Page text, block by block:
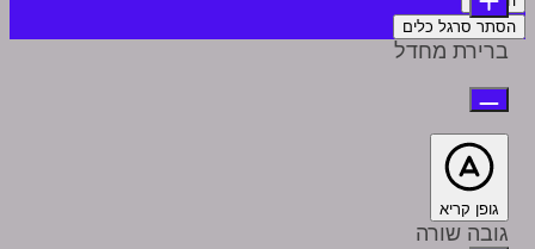
הסתר סרגל כלים
ברירת מחדל
גופן קריא
גובה שורה